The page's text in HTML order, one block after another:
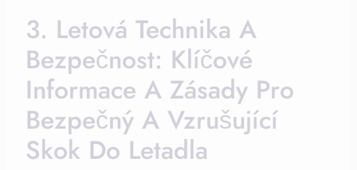
3. Letová Technika A
Bezpečnost: Klíčové
Informace A Zásady Pro
Bezpečný A Vzrušující
Skok Do Letadla